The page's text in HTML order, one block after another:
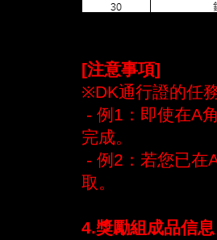
[注意事項]
※DK通行證的任
- 例1：即使在A
完成。
- 例2：若您已在
取。​​
4.獎勵組成品信息